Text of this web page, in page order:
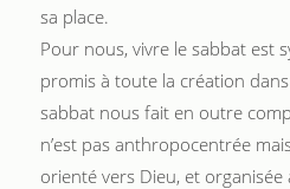
sa place.
Pour nous, vivre le sabbat est
promis à toute la création
sabbat nous fait en outre
n’est pas anthropocentrée
orienté vers Dieu, et